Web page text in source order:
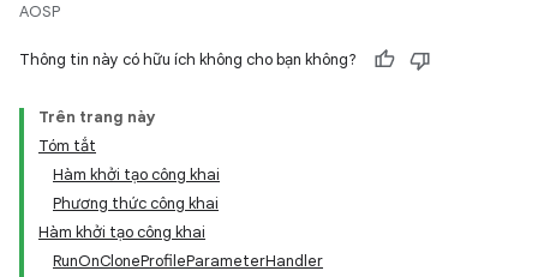
AOSP
Thông tin này có hữu ích không cho bạn không?
Trên trang này
Tóm tắt
Hàm khởi tạo công khai
Phương thức công khai
Hàm khởi tạo công khai
RunOnCloneProfileParameterHandler